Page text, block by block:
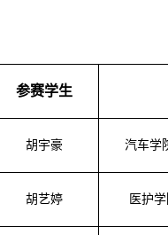
参赛学生
胡宇豪 汽车学
胡艺婷 医护